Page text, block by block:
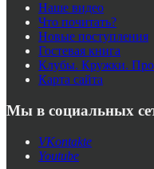
Наше видео
Что почитать?
Новые поступления
Гостевая книга
Клубы. Кружки.
Карта сайта
Мы в социальных
VKontakte
Youtube